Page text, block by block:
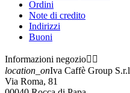
Ordini
Note di credito
Indirizzi
Buoni
Informazioni negozio 
location_onIva Caffè Group S.r.l
Via Roma, 81